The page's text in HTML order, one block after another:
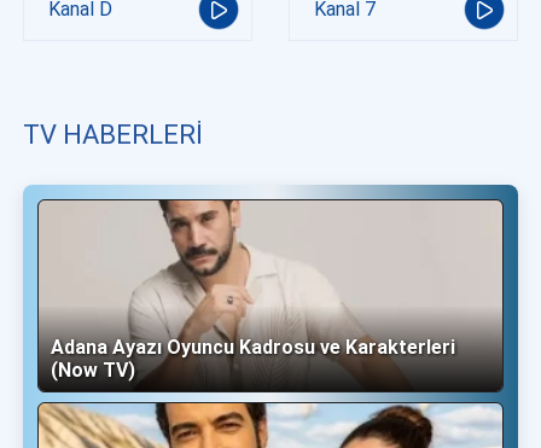
Kanal D Kanal 7
TV HABERLERI
Adana Ayazı Oyuncu Kadrosu ve Karakterleri
(Now TV)